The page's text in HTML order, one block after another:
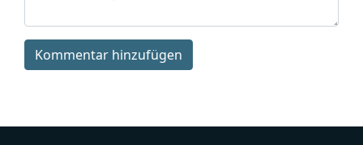
Kommentar hinzufügen